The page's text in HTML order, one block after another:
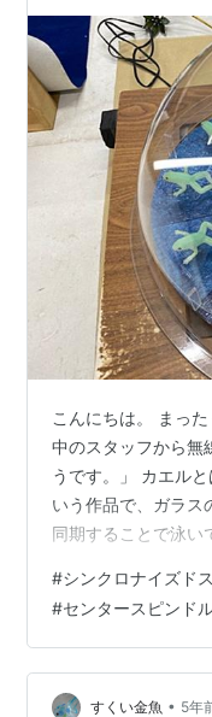
こんにちは。 まっ
中のスタッフから無
うです。」 カエル
いう作品で、ガラス
同期することで泳い
画のようなものだ。
摘だった。 僕の中
れたか、モーターの
解してみると切れて
なかった。 左に裏返
#シンクロナイズド
#センタースピンド
すくい金魚 • 5年